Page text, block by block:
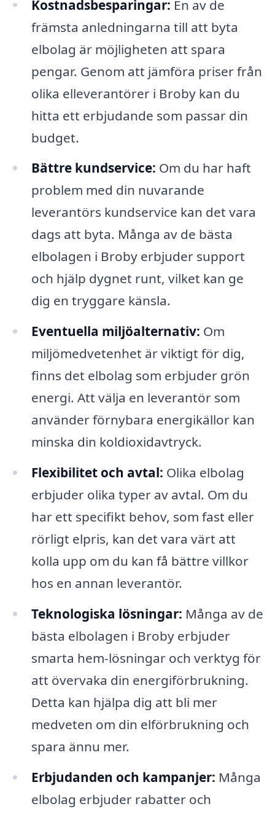
Kostnadsbesparingar: En av de
främsta anledningarna till att byta
elbolag är möjligheten att spara
pengar. Genom att jämföra priser från
olika elleverantörer i Broby kan du
hitta ett erbjudande som passar din
budget.
Bättre kundservice: Om du har haft
problem med din nuvarande
leverantörs kundservice kan det vara
dags att byta. Många av de bästa
elbolagen i Broby erbjuder support
och hjälp dygnet runt, vilket kan ge
dig en tryggare känsla.
Eventuella miljöalternativ: Om
miljömedvetenhet är viktigt för dig,
finns det elbolag som erbjuder grön
energi. Att välja en leverantör som
använder förnybara energikällor kan
minska din koldioxidavtryck.
Flexibilitet och avtal: Olika elbolag
erbjuder olika typer av avtal. Om du
har ett specifikt behov, som fast eller
rörligt elpris, kan det vara värt att
kolla upp om du kan få bättre villkor
hos en annan leverantör.
Teknologiska lösningar: Många av de
bästa elbolagen i Broby erbjuder
smarta hem-lösningar och verktyg för
att övervaka din energiförbrukning.
Detta kan hjälpa dig att bli mer
medveten om din elförbrukning och
spara ännu mer.
Erbjudanden och kampanjer: Många
elbolag erbjuder rabatter och